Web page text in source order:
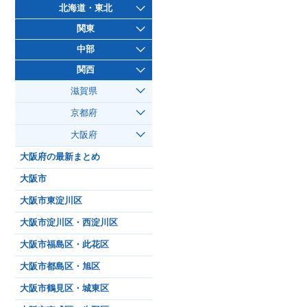
北海道・東北
関東
中部
関西
滋賀県
京都府
大阪府
大阪府の最新まとめ
大阪市
大阪市東淀川区
大阪市淀川区・西淀川区
大阪市福島区・此花区
大阪市都島区・旭区
大阪市鶴見区・城東区